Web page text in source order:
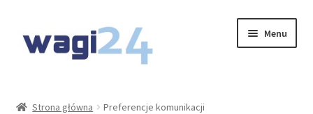
do
do
Menu
Strona główna Preferencje komunikacji